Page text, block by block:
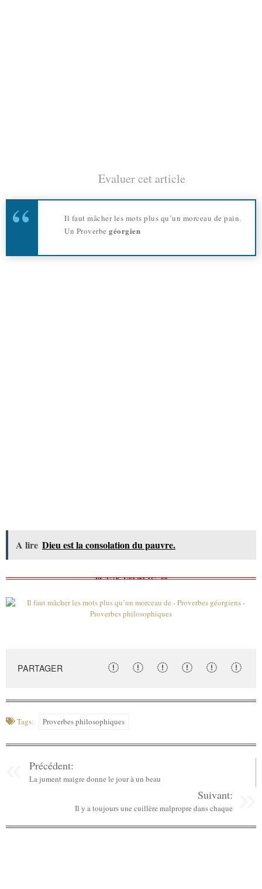
Evaluer cet article
Il faut mâcher les mots plus qu’un morceau de pain.
Un Proverbe géorgien
A lire Dieu est la consolation du pauvre.
PARTAGER
Tags: Proverbes philosophiques
Précédent:
La jument maigre donne le jour à un beau
Suivant:
Il y a toujours une cuillère malpropre dans chaque